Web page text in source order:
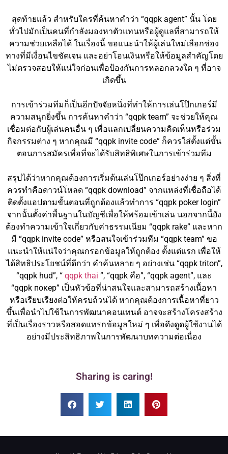
สุดท้ายแล้ว สำหรับใครที่ค้นหาคำว่า “qqpk agent” นั้น โดย
ทั่วไปมักเป็นคนที่กำลังมองหาตัวแทนหรือผู้ดูแลที่สามารถให้
ความช่วยเหลือได้ ในเรื่องนี้ ขอแนะนำให้ผู้เล่นใหม่เลือกช่อง
ทางที่มีเงื่อนไขชัดเจน และอย่าโอนเงินหรือให้ข้อมูลสำคัญโดย
ไม่ตรวจสอบให้แน่ใจก่อนเพื่อป้องกันการหลอกลวงใด ๆ ที่อาจ
เกิดขึ้น
การเข้าร่วมทีมก็เป็นอีกปัจจัยหนึ่งที่ทำให้การเล่นโป๊กเกอร์มี
ความสนุกยิ่งขึ้น การค้นหาคำว่า “qqpk team” จะช่วยให้คุณ
เชื่อมต่อกับผู้เล่นคนอื่น ๆ เพื่อแลกเปลี่ยนความคิดเห็นหรือร่วม
กิจกรรมต่าง ๆ หากคุณมี “qqpk invite code” ก็ควรใส่ตั้งแต่ขั้น
ตอนการสมัครเพื่อที่จะได้รับสิทธิพิเศษในการเข้าร่วมทีม
สรุปได้ว่าหากคุณต้องการเริ่มต้นเล่นโป๊กเกอร์อย่างง่าย ๆ สิ่งที่
ควรทำคือดาวน์โหลด “qqpk download” จากแหล่งที่เชื่อถือได้
ติดตั้งแอปตามขั้นตอนที่ถูกต้องแล้วทำการ “qqpk poker login”
จากนั้นตั้งค่าพื้นฐานในบัญชีเพื่อให้พร้อมเข้าเล่น นอกจากนี้ยัง
ต้องทำความเข้าใจเกี่ยวกับค่าธรรมเนียม “qqpk rake” และหาก
มี “qqpk invite code” หรือสนใจเข้าร่วมทีม “qqpk team” ขอ
แนะนำให้แน่ใจว่าคุณกรอกข้อมูลให้ถูกต้อง ตั้งแต่แรก เพื่อให้
ได้สิทธิประโยชน์ที่ดีกว่า คำค้นหลาย ๆ อย่างเช่น “qqpk triton”,
“qqpk hud”, “ qqpk thai ”, “qqpk คือ”, “qqpk agent”, และ
“qqpk покер” เป็นหัวข้อที่น่าสนใจและสามารถสร้างเนื้อหา
หรือเรียบเรียงต่อให้ครบถ้วนได้ หากคุณต้องการเนื้อหาที่ยาว
ขึ้นเพื่อนำไปใช้ในการพัฒนาคอนเทนต์ อาจจะสร้างโครงสร้าง
ที่เป็นเรื่องราวหรือสอดแทรกข้อมูลใหม่ ๆ เพื่อดึงดูดผู้ใช้งานได้
อย่างมีประสิทธิภาพในการพัฒนาบทความต่อเนื่อง
Sharing is caring!